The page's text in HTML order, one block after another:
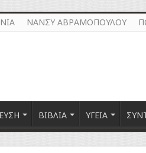
ΝΑΝΣΥ ΑΒΡΑΜΟΠΟΥΛΟΥ
ΒΙΒΛΙΑ ΥΓΕΙΑ